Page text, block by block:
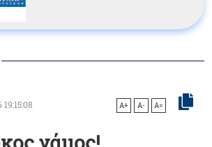
A+ A- A=